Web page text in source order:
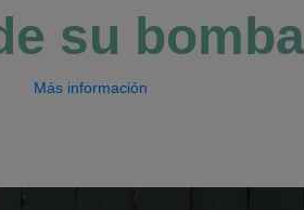
su
Más información